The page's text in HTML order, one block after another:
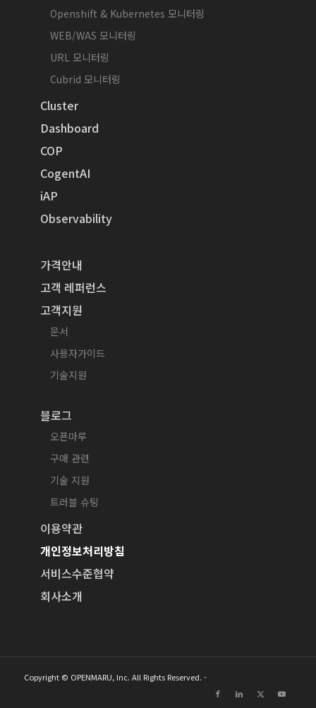
Openshift & Kubernetes 모니터링
WEB/WAS 모니터링
URL 모니터링
Cubrid 모니터링
Cluster
Dashboard
COP
CogentAI
iAP
Observability
가격안내
고객 레퍼런스
고객지원
문서
사용자가이드
기술지원
블로그
오픈마루
구매 관련
기술 지원
트러블 슈팅
이용약관
개인정보처리방침
서비스수준협약
회사소개
Copyright © OPENMARU, Inc. All Rights Reserved. -